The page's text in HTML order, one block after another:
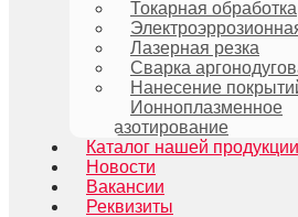
Токарная обработка
Лазерная резка
Сварка
Нанесение
Ионноплазменное
азотирование
Каталог нашей продукции
Новости
Вакансии
Реквизиты